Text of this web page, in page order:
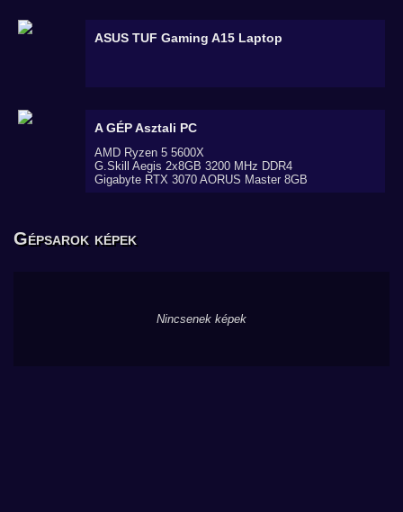
ASUS TUF Gaming A15 Laptop
A GÉPAsztali PC
AMD Ryzen 5 5600X
G.Skill Aegis 2x8GB 3200 MHz DDR4
Gigabyte RTX 3070 AORUS Master 8GB
Gépsarok képek
Nincsenek képek